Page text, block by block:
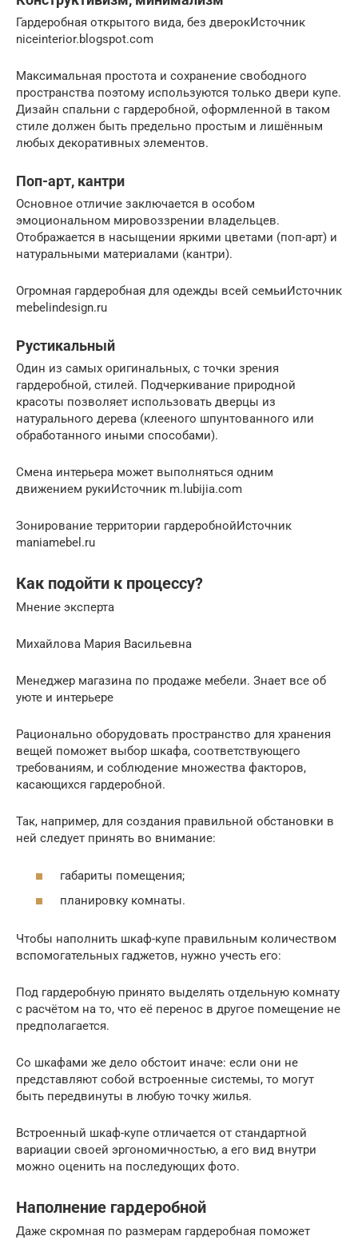
Гардеробная открытого вида, без дверокИсточник
niceinterior.blogspot.com
Максимальная простота и сохранение свободного
пространства поэтому используются только двери купе.
Дизайн спальни с гардеробной, оформленной в таком
стиле должен быть предельно простым и лишённым
любых декоративных элементов.
Поп-арт, кантри
Основное отличие заключается в особом
эмоциональном мировоззрении владельцев.
Отображается в насыщении яркими цветами (поп-арт) и
натуральными материалами (кантри).
Огромная гардеробная для одежды всей семьиИсточник
mebelindesign.ru
Рустикальный
Один из самых оригинальных, с точки зрения
гардеробной, стилей. Подчеркивание природной
красоты позволяет использовать дверцы из
натурального дерева (клееного шпунтованного или
обработанного иными способами).
Смена интерьера может выполняться одним
движением рукиИсточник m.lubijia.com
Зонирование территории гардеробнойИсточник
maniamebel.ru
Как подойти к процессу?
Мнение эксперта
Михайлова Мария Васильевна
Менеджер магазина по продаже мебели. Знает все об
уюте и интерьере
Рационально оборудовать пространство для хранения
вещей поможет выбор шкафа, соответствующего
требованиям, и соблюдение множества факторов,
касающихся гардеробной.
Так, например, для создания правильной обстановки в
ней следует принять во внимание:
габариты помещения;
планировку комнаты.
Чтобы наполнить шкаф-купе правильным количеством
вспомогательных гаджетов, нужно учесть его:
Под гардеробную принято выделять отдельную комнату
с расчётом на то, что её перенос в другое помещение не
предполагается.
Со шкафами же дело обстоит иначе: если они не
представляют собой встроенные системы, то могут
быть передвинуты в любую точку жилья.
Встроенный шкаф-купе отличается от стандартной
вариации своей эргономичностью, а его вид внутри
можно оценить на последующих фото.
Наполнение гардеробной
Даже скромная по размерам гардеробная поможет